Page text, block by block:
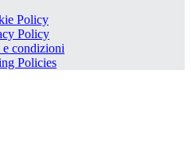
Policy
Policy
condizioni
Policies